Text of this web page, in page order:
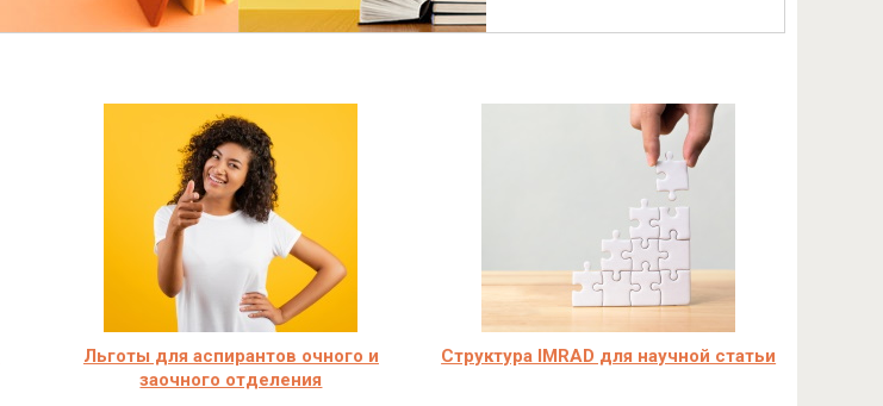
Льготы для аспирантов очного и
заочного отделения
Структура IMRAD для научной статьи